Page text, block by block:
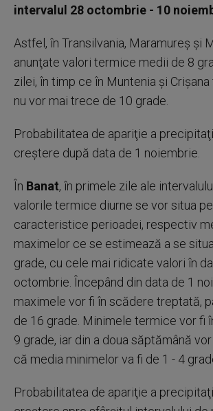
intervalul 28 octombrie - 10
Astfel, în Transilvania, Maramureş şi
anunţate valori termice medii de 8
zilei, în timp ce în Muntenia şi
nu vor mai trece de 10 grade.
Probabilitatea de apariţie a
creştere după data de 1 noiembrie.
În Banat, în primele zile ale
valorile termice diurne se vor situa
caracteristice perioadei, respectiv
maximelor ce se estimează a se
grade, cu cele mai ridicate valori în
octombrie. Începând din data de 1
maximele vor fi în scădere treptată,
de 16 grade. Minimele termice vor fi
9 grade, iar din a doua săptămână
că media minimelor va fi de 1 - 4
Probabilitatea de apariţie a